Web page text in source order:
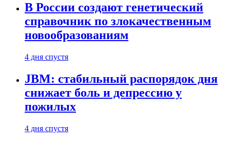
В России создают генетический
справочник по злокачественным
новообразованиям
4 дня спустя
JBM: стабильный распорядок дня
снижает боль и депрессию у
пожилых
4 дня спустя